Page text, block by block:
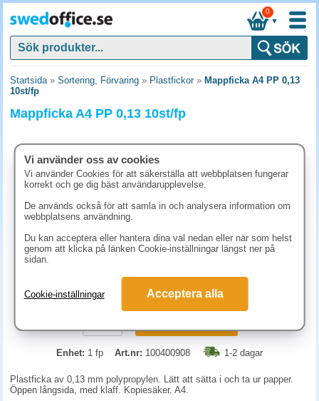
▼
0
Startsida» Sortering, Förvaring » Plastfickor» Mappficka A4 PP 0,13
10st/fp
Mappficka A4 PP 0,13 10st/fp
207.50 kr (inkl. moms)
Enhet: 1 fp Art.nr: 100400908 1-2 dagar
Plastficka av 0,13 mm polypropylen. Lätt att sätta i och ta ur papper.
Öppen långsida, med klaff. Kopiesäker. A4.
Vi använder oss av cookies
Vi använder Cookies för att säkerställa att webbplatsen fungerar
korrekt och ge dig bäst användarupplevelse.
De används också för att samla in och analysera information om
webbplatsens användning.
Du kan acceptera eller hantera dina val nedan eller när som helst
genom att klicka på länken Cookie-inställningar längst ner på
sidan.
Cookie-inställningar Acceptera alla